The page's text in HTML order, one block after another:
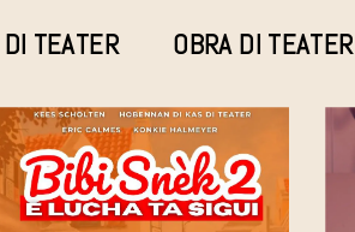
TEATER OBRA DI TEATER